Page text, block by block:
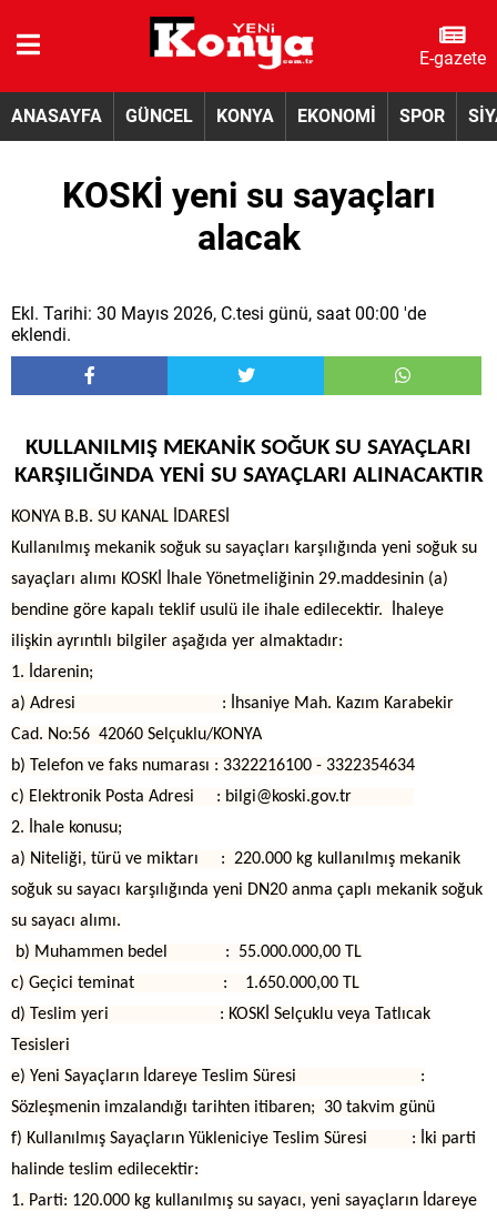
E-gazete
ANASAYFA GÜNCEL KONYA EKONOMİ SPOR
KOSKİ yeni su sayaçları
alacak
Ekl. Tarihi: 30 Mayıs 2026, C.tesi günü, saat 00:00 'de
eklendi.
KULLANILMIŞ MEKANİK SOĞUK SU SAYAÇLARI
KARŞILIĞINDA YENİ SU SAYAÇLARI ALINACAKTIR
KONYA B.B. SU KANAL İDARESİ
Kullanılmış mekanik soğuk su sayaçları karşılığında yeni soğuk su
sayaçları alımı KOSKİ İhale Yönetmeliğinin 29.maddesinin (a)
bendine göre kapalı teklif usulü ile ihale edilecektir. İhaleye
ilişkin ayrıntılı bilgiler aşağıda yer almaktadır:
1. İdarenin;
a) Adresi : İhsaniye Mah. Kazım Karabekir
Cad. No:56 42060 Selçuklu/KONYA
b) Telefon ve faks numarası : 3322216100 - 3322354634
c) Elektronik Posta Adresi : bilgi@koski.gov.tr
2. İhale konusu;
a) Niteliği, türü ve miktarı : 220.000 kg kullanılmış mekanik
soğuk su sayacı karşılığında yeni DN20 anma çaplı mekanik soğuk
su sayacı alımı.
b) Muhammen bedel : 55.000.000,00 TL
c) Geçici teminat : 1.650.000,00 TL
d) Teslim yeri : KOSKİ Selçuklu veya Tatlıcak
Tesisleri
e) Yeni Sayaçların İdareye Teslim Süresi :
Sözleşmenin imzalandığı tarihten itibaren; 30 takvim günü
f) Kullanılmış Sayaçların Yükleniciye Teslim Süresi : İki parti
halinde teslim edilecektir:
1. Parti: 120.000 kg kullanılmış su sayacı, yeni sayaçların İdareye